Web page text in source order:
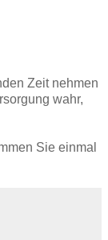
Zeit nehmen
wahr,
Sie einmal